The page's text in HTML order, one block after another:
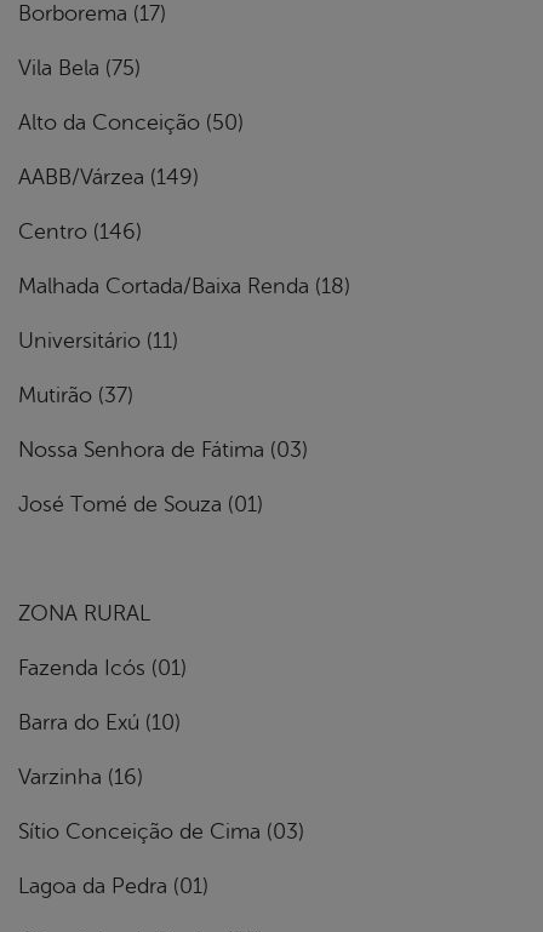
Borborema (17)
Vila Bela (75)
Alto da Conceição (50)
AABB/Várzea (149)
Centro (146)
Malhada Cortada/Baixa Renda (18)
Universitário (11)
Mutirão (37)
Nossa Senhora de Fátima (03)
José Tomé de Souza (01)
ZONA RURAL
Fazenda Icós (01)
Barra do Exú (10)
Varzinha (16)
Sítio Conceição de Cima (03)
Lagoa da Pedra (01)